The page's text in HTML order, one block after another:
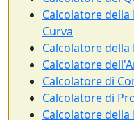
Calcolatore
Curva
Calcolatore della
Calcolatore
Calcolatore di
Calcolatore di
Calcolatore